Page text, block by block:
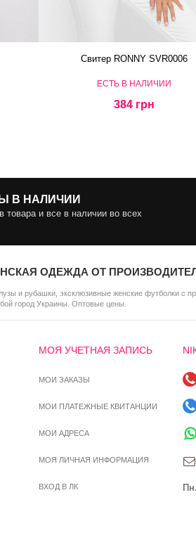
Свитер RONNY SVR0006
ЕСТЬ В НАЛИЧИИ
384 грн
В НАЛИЧИИ
товара и все в наличии во всех
ОДЕЖДА ОТ
и рубашки, эксклюзивные женские футболки с
город Украины. Оптовые цены.
МОЯ УЧЕТНАЯ ЗАПИСЬ
МОИ ЗАКАЗЫ
МОИ ПЛАТЕЖНЫЕ КВИТАНЦИИ
МОИ АДРЕСА
МОЯ ЛИЧНАЯ ИНФОРМАЦИЯ
ВХОД В ЛК